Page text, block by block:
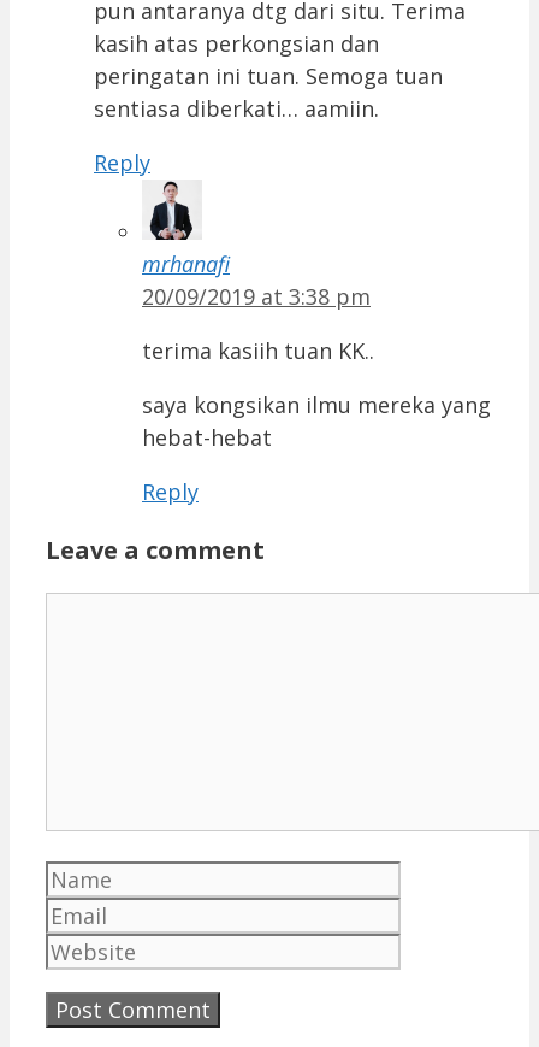
pun antaranya dtg dari situ. Terima
kasih atas perkongsian dan
peringatan ini tuan. Semoga tuan
sentiasa diberkati… aamiin.
Reply
mrhanafi
20/09/2019 at 3:38 pm
terima kasiih tuan KK..
saya kongsikan ilmu mereka yang
hebat-hebat
Reply
Leave a comment
Name